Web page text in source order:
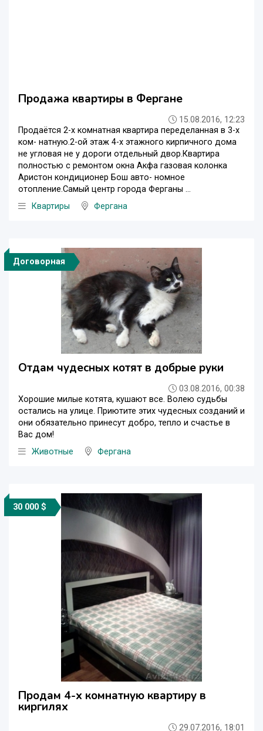
Продажа квартиры в Фергане
15.08.2016, 12:23
Продаётся 2-х комнатная квартира переделанная в 3-х
ком- натную.2-ой этаж 4-х этажного кирпичного дома
не угловая не у дороги отдельный двор.Квартира
полностью с ремонтом окна Акфа газовая колонка
Аристон кондиционер Бош авто- номное
отопление.Самый центр города Ферганы ...
Квартиры
Фергана
Договорная
Отдам чудесных котят в добрые руки
03.08.2016, 00:38
Хорошие милые котята, кушают все. Волею судьбы
остались на улице. Приютите этих чудесных созданий и
они обязательно принесут добро, тепло и счастье в
Вас дом!
Животные
Фергана
30 000 $
Продам 4-х комнатную квартиру в
киргилях
29.07.2016, 18:01